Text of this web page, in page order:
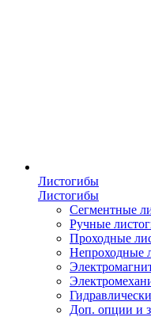
Листогибы
Листогибы
Сегментные
Ручные
Проходные
Непроходные
Доп. опции и